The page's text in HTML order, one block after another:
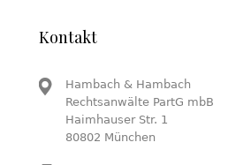
Kontakt
Hambach & Hambach
Rechtsanwälte PartG mbB
Haimhauser Str. 1
80802 München